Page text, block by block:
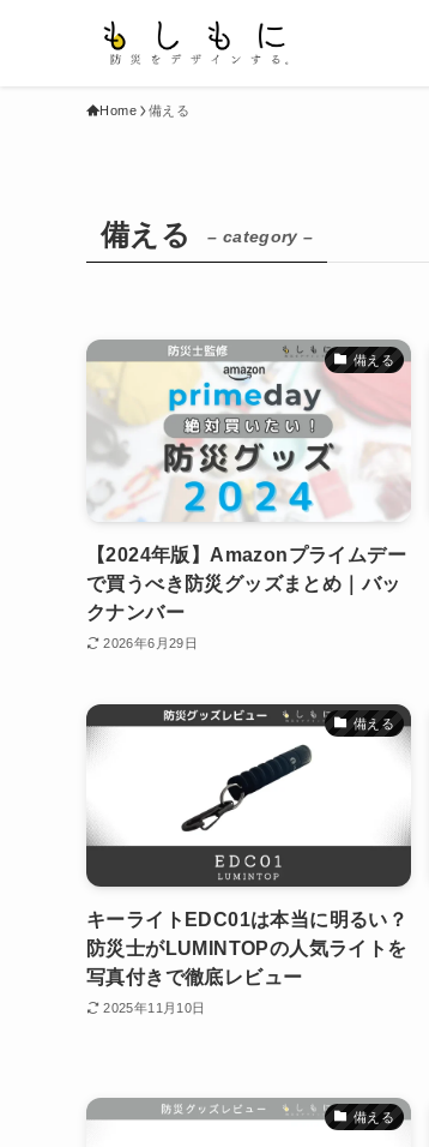
Home 備える
備える – category –
備える
【2024年版】Amazonプライムデー
で買うべき防災グッズまとめ｜バッ
クナンバー
2026年6月29日
備える
キーライトEDC01は本当に明るい？
防災士がLUMINTOPの人気ライトを
写真付きで徹底レビュー
2025年11月10日
備える